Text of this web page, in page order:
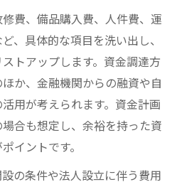
費、備品購入費、人件費、運
、具体的な項目を洗い出し、
トアップします。資金調達方
か、金融機関からの融資や自
用が考えられます。資金計画
合も想定し、余裕を持った資
イントです。
の条件や法人設立に伴う費用